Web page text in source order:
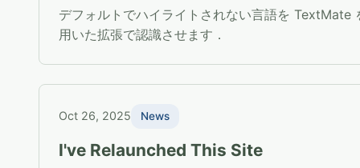
デフォルトでハイライトされない言語を TextMate
用いた拡張で認識させます．
Oct 26, 2025 News
I've Relaunched This Site